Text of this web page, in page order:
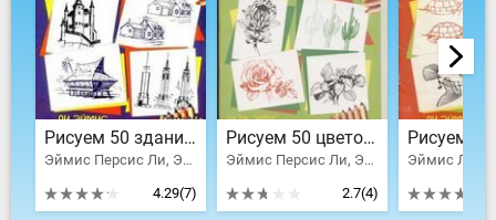
Рисуем 50 зданий и других сооружений
Эймис Персис Ли, Эймис Ли Джей
4.29(7)
Рисуем 50 цветов и деревьев
Эймис Персис Ли, Эймис Ли Джей
2.7(4)
Эймис Ли